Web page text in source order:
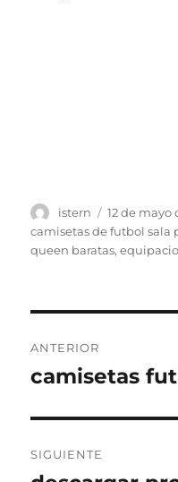
Autor
istern
Publicado
el
12 de mayo
camisetas de futbol sala
queen baratas,
de
ANTERIOR
Entrada
camisetas
SIGUIENTE